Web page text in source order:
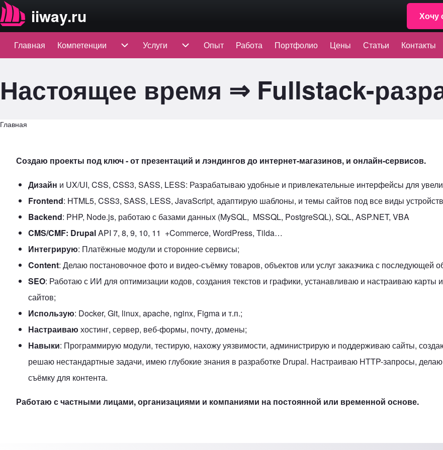
Skip to header
Хочу
iiway.ru
Main navigation
Главная Компетенции
Компетенции подменю Услуги
Услуги подменю Опыт Работа Портфолио Цены Статьи Контакты
Настоящее время ⇒ Fullstack-
Главная
Создаю проекты под ключ - от презентаций и лэндингов до интернет-магазинов, и онлайн-сервисов.
Дизайн и UX/UI, CSS, CSS3, SASS, LESS: Разрабатываю удобные и привлекательные интерфейсы для
Frontend: HTML5, CSS3, SASS, LESS, JavaScript, адаптирую шаблоны, и темы сайтов под все виды
Backend: PHP, Node.js, работаю с базами данных (MySQL, MSSQL, PostgreSQL), SQL, ASP.NET, VBA
CMS/CMF: DrupalAPI 7, 8, 9, 10, 11 +Commerce, WordPress, Tilda…
Интегрирую: Платёжные модули и сторонние сервисы;
Content: Делаю постановочное фото и видео-съёмку товаров, объектов или услуг заказчика с последующей
SEO: Работаю с ИИ для оптимизации кодов, создания текстов и графики, устанавливаю и настраиваю карты
сайтов;
Использую: Docker, Git, linux, apache, nginx, Figma и т.п.;
Настраиваю хостинг, сервер, веб-формы, почту, домены;
Навыки: Программирую модули, тестирую, нахожу уязвимости, администрирую и поддерживаю сайты,
решаю нестандартные задачи, имею глубокие знания в разработке Drupal. Настраиваю HTTP-запросы,
съёмку для контента.
Работаю с частными лицами, организациями и компаниями на постоянной или временной основе.